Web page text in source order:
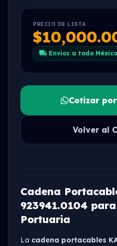
PRECIO DE LISTA
Envíos a todo
Cotizar
Volver al
Cadena
923941.0104
Portuaria
La cadena portacables